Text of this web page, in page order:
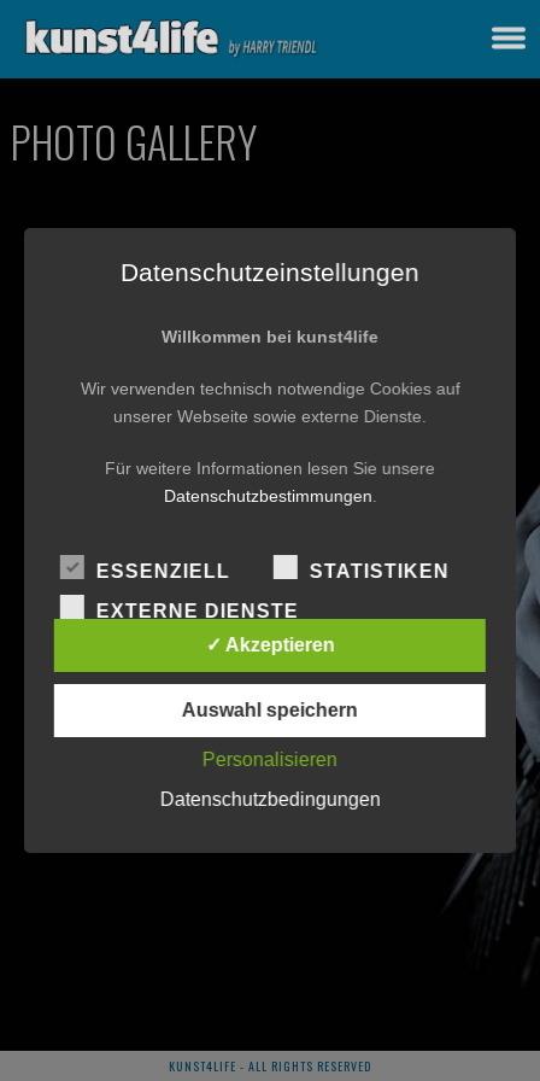
PHOTO GALLERY
KUNST4LIFE - ALL RIGHTS RESERVED
Datenschutzeinstellungen
Willkommen bei kunst4life
Wir verwenden technisch notwendige Cookies auf
unserer Webseite sowie externe Dienste.
Für weitere Informationen lesen Sie unsere
Datenschutzbestimmungen
ESSENZIELL
STATISTIKEN
EXTERNE DIENSTE
✓ Akzeptieren
Auswahl speichern
Personalisieren
Datenschutzbedingungen